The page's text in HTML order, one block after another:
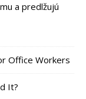
a predlžujú
Office Workers
It?